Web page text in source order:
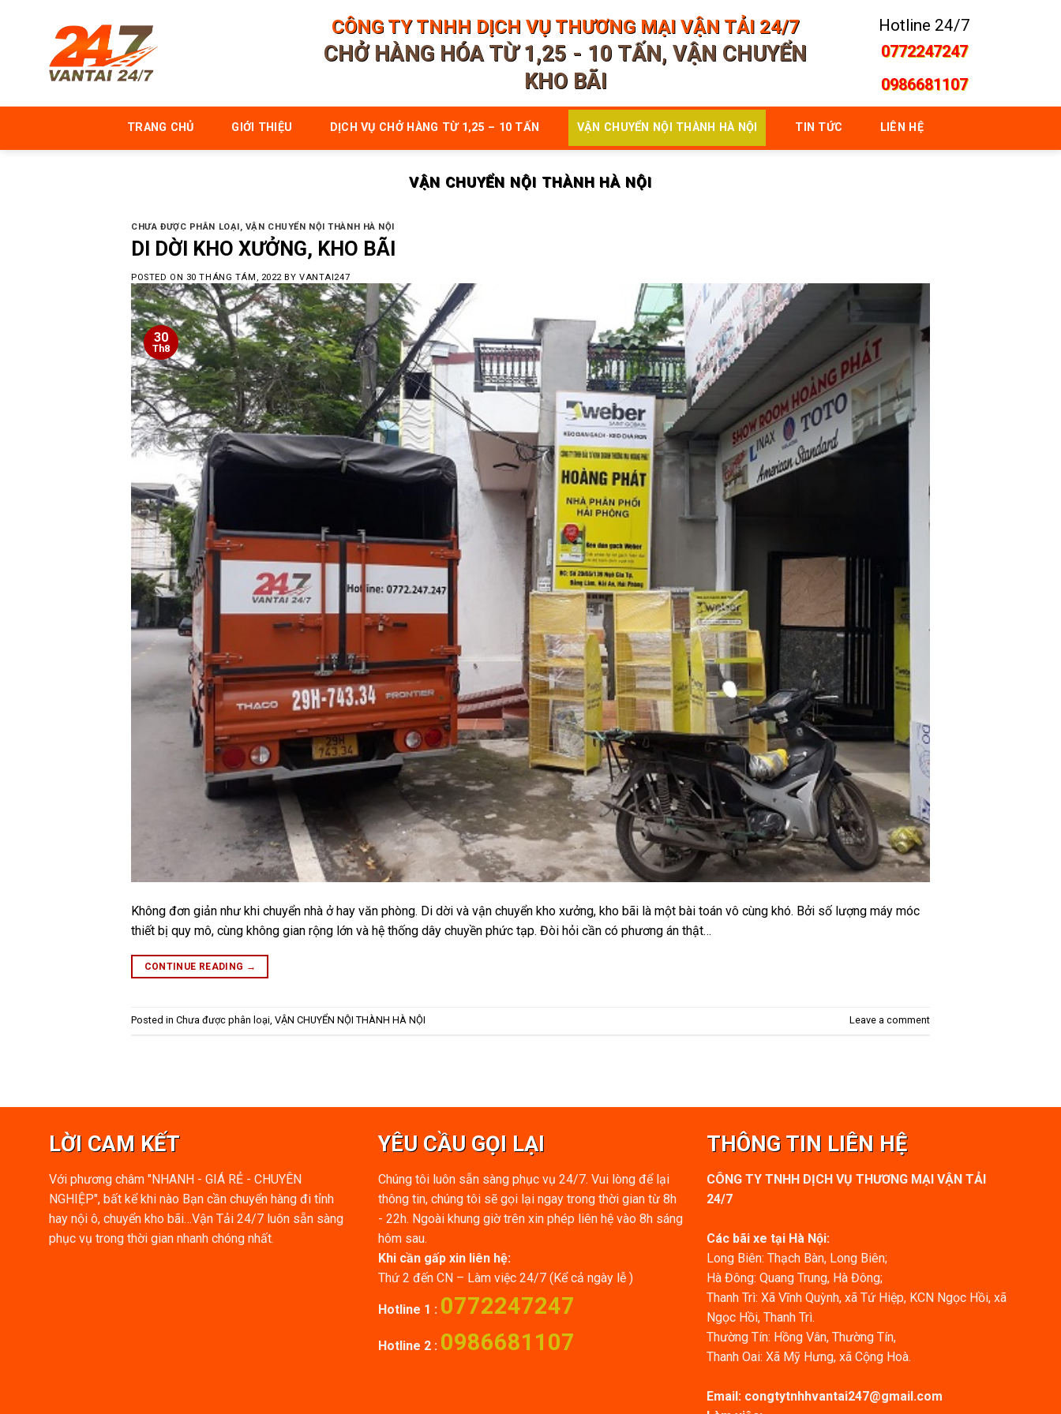
CÔNG TY TNHH DỊCH VỤ THƯƠNG MẠI VẬN TẢI 24/7
CHỞ HÀNG HÓA TỪ 1,25 - 10 TẤN, VẬN CHUYỂN
KHO BÃI
Hotline 24/7
0772247247
0986681107
TRANG CHỦ GIỚI THIỆU DỊCH VỤ CHỞ HÀNG TỪ 1,25 – 10 TẤN VẬN CHUYỂN NỘI THÀNH HÀ NỘI TIN TỨC LIÊN HỆ
VẬN CHUYỂN NỘI THÀNH HÀ NỘI
CHƯA ĐƯỢC PHÂN LOẠI , VẬN CHUYỂN NỘI THÀNH HÀ NỘI
DI DỜI KHO XƯỞNG, KHO BÃI
POSTED ON 30 THÁNG TÁM, 2022BYVANTAI247
30
Th8
Không đơn giản như khi chuyển nhà ở hay văn phòng. Di dời và vận chuyển kho xưởng, kho bãi là một bài toán vô cùng khó. Bởi số lượng máy móc
thiết bị quy mô, cùng không gian rộng lớn và hệ thống dây chuyền phức tạp. Đòi hỏi cần có phương án thật…
CONTINUE READING →
Posted inChưa được phân loại,VẬN CHUYỂN NỘI THÀNH HÀ NỘI Leave a comment
LỜI CAM KẾT
Với phương châm "NHANH - GIÁ RẺ - CHUYÊN
NGHIỆP", bất kể khi nào Bạn cần chuyển hàng đi tỉnh
hay nội ô, chuyển kho bãi…Vận Tải 24/7 luôn sẵn sàng
phục vụ trong thời gian nhanh chóng nhất.
YÊU CẦU GỌI LẠI
Chúng tôi luôn sẵn sàng phục vụ 24/7. Vui lòng để lại
thông tin, chúng tôi sẽ gọi lại ngay trong thời gian từ 8h
- 22h. Ngoài khung giờ trên xin phép liên hệ vào 8h sáng
hôm sau.
Khi cần gấp xin liên hệ:
Thứ 2 đến CN – Làm việc 24/7 (Kể cả ngày lễ )
Hotline 1 : 0772247247
Hotline 2 : 0986681107
THÔNG TIN LIÊN HỆ
CÔNG TY TNHH DỊCH VỤ THƯƠNG MẠI VẬN TẢI
24/7
Các bãi xe tại Hà Nội:
Long Biên: Thạch Bàn, Long Biên;
Hà Đông: Quang Trung, Hà Đông;
Thanh Trì: Xã Vĩnh Quỳnh, xã Tứ Hiệp, KCN Ngọc Hồi, xã
Ngọc Hồi, Thanh Trì.
Thường Tín: Hồng Vân, Thường Tín,
Thanh Oai: Xã Mỹ Hưng, xã Cộng Hoà.
Email: congtytnhhvantai247@gmail.com